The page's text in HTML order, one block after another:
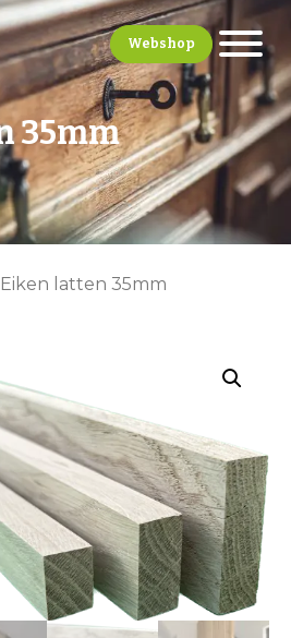
Webshop
35mm
Eiken latten 35mm